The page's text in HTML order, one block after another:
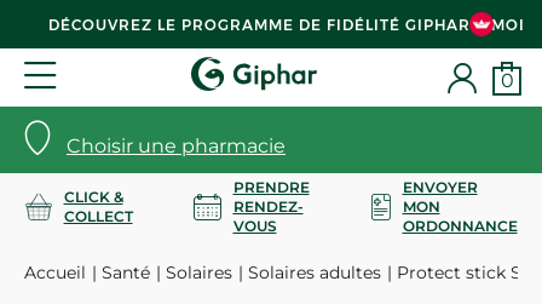
DÉCOUVREZ LE PROGRAMME DE FIDÉLITÉ GIPHAR & MOI
Choisir une pharmacie
0
CLICK &
COLLECT
PRENDRE
RENDEZ-
VOUS
ENVOYER
MON
ORDONNANCE
Accueil Santé Solaires Solaires adultes Protect stick